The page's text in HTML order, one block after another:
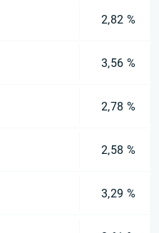
2,82 %
3,56 %
2,78 %
2,58 %
3,29 %